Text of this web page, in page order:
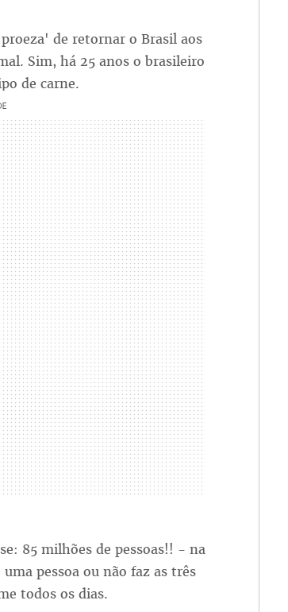
de retornar o Brasil aos
Sim, há 25 anos o brasileiro
de carne.
85 milhões de pessoas!! - na
pessoa ou não faz as três
todos os dias.